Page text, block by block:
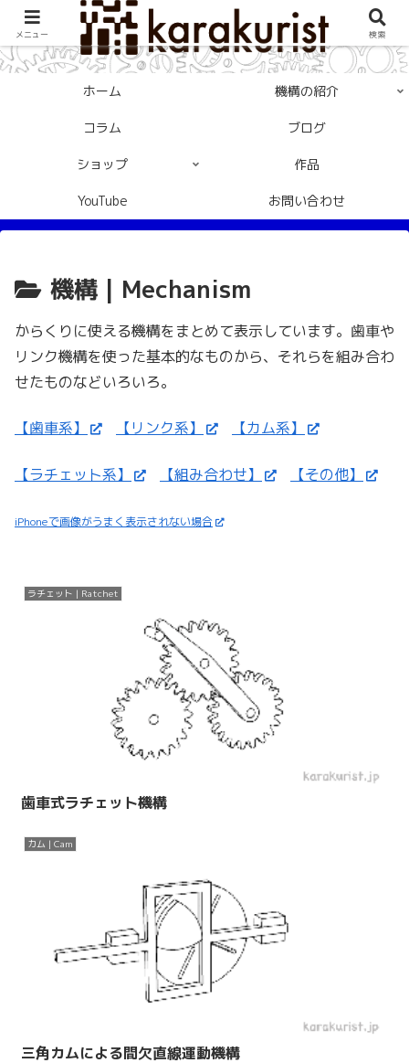
ホーム 機構の紹介
コラム ブログ
ショップ 作品
YouTube お問い合わせ
機構 | Mechanism
からくりに使える機構をまとめて表示しています。歯車や
リンク機構を使った基本的なものから、それらを組み合わ
せたものなどいろいろ。
【歯車系】 【リンク系】 【カム系】
【ラチェット系】 【組み合わせ】 【その他】
iPhoneで画像がうまく表示されない場合
ラチェット | Ratchet
歯車式ラチェット機構
カム | Cam
三角カムによる間欠直線運動機構
メニュー 検索